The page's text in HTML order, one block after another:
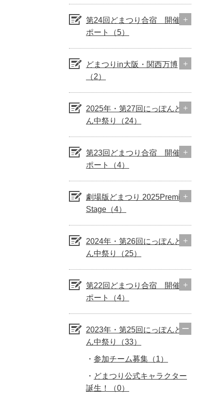
第24回どまつり合宿 開催レ
ポート（5）
どまつりin大阪・関西万博
（2）
2025年・第27回にっぽんど真
ん中祭り（24）
第23回どまつり合宿 開催レ
ポート（4）
劇場版どまつり 2025Premium
Stage（4）
2024年・第26回にっぽんど真
ん中祭り（25）
第22回どまつり合宿 開催レ
ポート（4）
2023年・第25回にっぽんど真
ん中祭り（33）
参加チーム募集（1）
どまつり公式キャラクター
誕生！（0）